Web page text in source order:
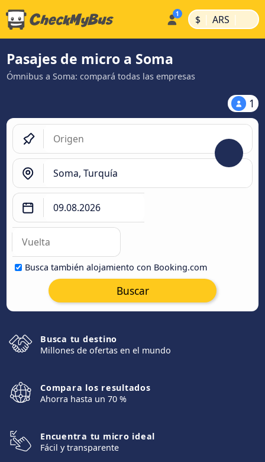
$ | ARS |
Pasajes de micro a Soma
Ómnibus a Soma: compará todas las empresas
1
Busca también alojamiento con Booking.com
Buscar
Busca tu destino
Millones de ofertas en el mundo
Compara los resultados
Ahorra hasta un 70 %
Encuentra tu micro ideal
Fácil y transparente